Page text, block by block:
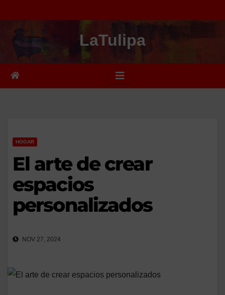
al
contenido
LaTulipa
HOGAR
El arte de crear
espacios
personalizados
NOV 27, 2024